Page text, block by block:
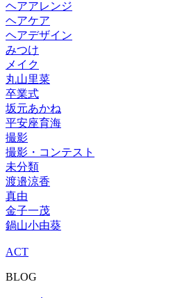
ヘアアレンジ
ヘアケア
ヘアデザイン
みつけ
メイク
丸山里菜
卒業式
坂元あかね
平安座育海
撮影
撮影・コンテスト
未分類
渡邉涼香
真由
金子一茂
鍋山小由葵
ACT
BLOG